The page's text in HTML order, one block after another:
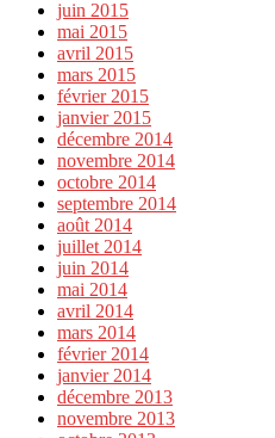
juin 2015
mai 2015
avril 2015
mars 2015
février 2015
janvier 2015
décembre 2014
novembre 2014
octobre 2014
septembre 2014
août 2014
juillet 2014
juin 2014
mai 2014
avril 2014
mars 2014
février 2014
janvier 2014
décembre 2013
novembre 2013